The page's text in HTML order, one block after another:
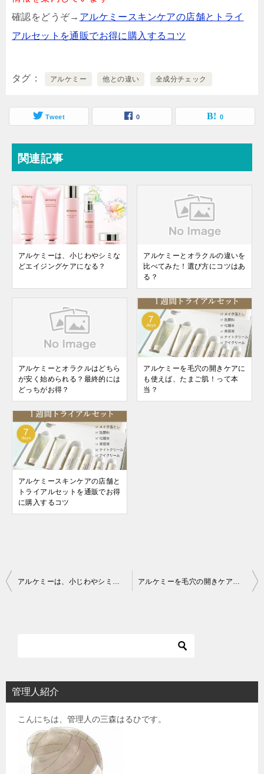
確認をどうぞ→ アルケミースキンケアの店舗とトライ
アルセットを通販でお得に購入するコツ
タグ アルケミー 他との違い 全成分チェック
Tweet 0 0
関連記事
アルケミーは、小じわやシミな
どエイジングケアになる？
アルケミーとオラクルの違いを
比べてみた！選び方にコツはあ
る？
アルケミーとオラクルはどちら
が安く始められる？最終的には
どっちがお得？
アルケミーを毛穴の開きケアに
も使えば、たまご肌！って本
当？
アルケミースキンケアの店舗と
トライアルセットを通販でお得
に購入するコツ
投
シ
アルケミーは、小じわやシミなどエイジングケアになる？ アルケミーを毛穴の開きケアにも使えば、たまご肌！って本当？
管理人紹介
こんにちは、管理人の三森はるひです。